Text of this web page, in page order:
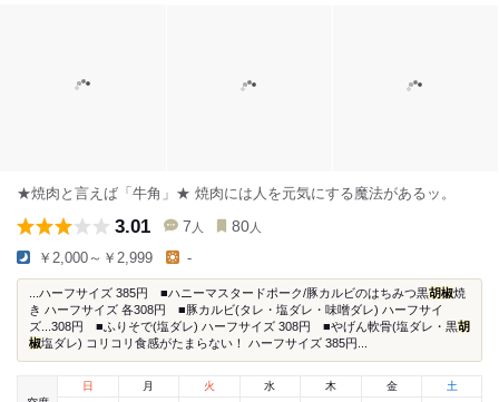
★焼肉と言えば「牛角」★ 焼肉には人を元気にする魔法があるッ。
3.01 7 人 80 人
￥2,000～￥2,999 -
...ハーフサイズ 385円 ■ハニーマスタードポーク/豚カルビのはちみつ黒胡椒焼
き ハーフサイズ 各308円 ■豚カルビ(タレ・塩ダレ・味噌ダレ) ハーフサイ
ズ...308円 ■ふりそで(塩ダレ) ハーフサイズ 308円 ■やげん軟骨(塩ダレ・黒胡
椒塩ダレ) コリコリ食感がたまらない！ ハーフサイズ 385円...
日
月 火 水 木 金 土